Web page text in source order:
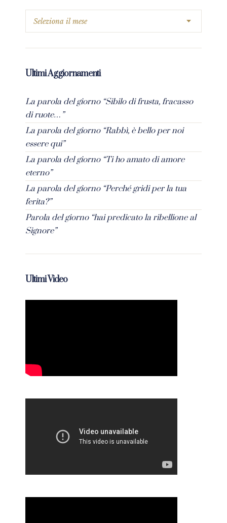
Ultimi Aggiornamenti
La parola del giorno “Sibilo di frusta, fracasso
di ruote…”
La parola del giorno “Rabbì, è bello per noi
essere qui”
La parola del giorno “Ti ho amato di amore
eterno”
La parola del giorno “Perché gridi per la tua
ferita?”
Parola del giorno “hai predicato la ribellione al
Signore”
Ultimi Video